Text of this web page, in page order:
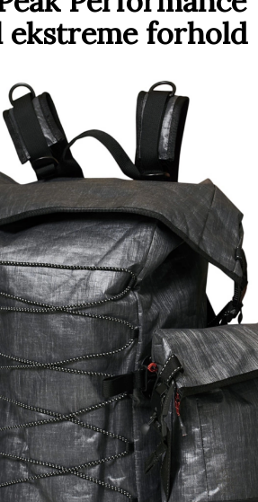
forhold